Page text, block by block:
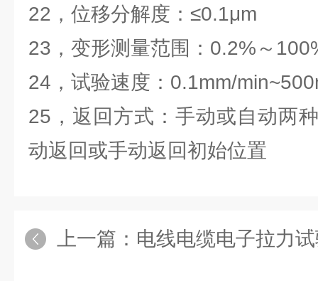
22，位移分解度：≤0.1μm
23，变形测量范围：0.2%～
24，试验速度：0.1mm/
25，返回方式：手动或自动两
动返回或手动返回初始位置
上一篇： 电线电缆电子拉力